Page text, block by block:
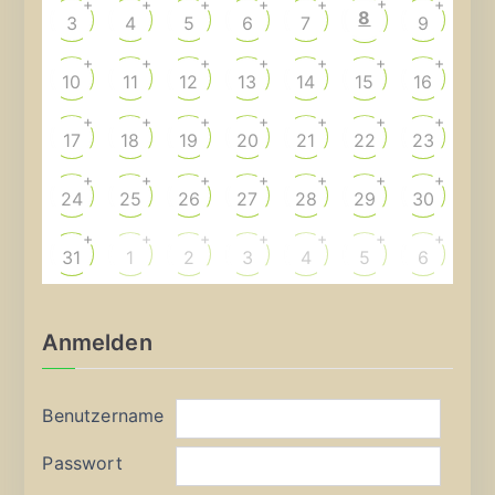
3
+
4
+
5
+
6
+
7
+
8 9
+
10
+
11
+
12
+
13
+
14
+
15
+
16
+
17
+
18
+
19
+
20
+
21
+
22
+
23
+
24
+
25
+
26
+
27
+
28
+
29
+
30
+
31
+
1
+
2
+
3
+
4
+
5
+
6
+
Anmelden
Benutzername
Passwort